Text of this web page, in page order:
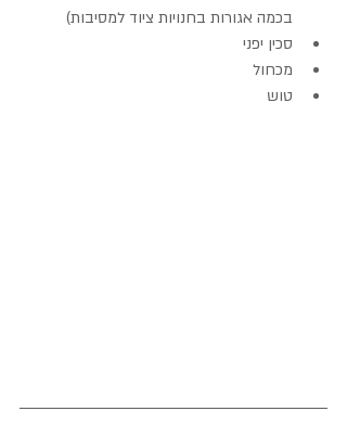
בכמה אגורות בחנויות ציוד למסיבות)
סכין יפני
מכחול
טוש